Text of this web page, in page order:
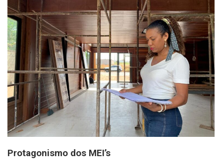
Protagonismo dos MEI’s